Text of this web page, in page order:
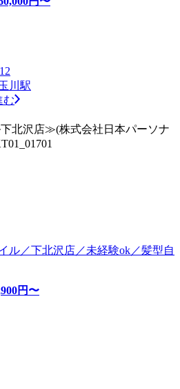
川駅
む
北沢店≫(株式会社日本パーソナ
ル／下北沢店／未経験ok／髪型自
円〜